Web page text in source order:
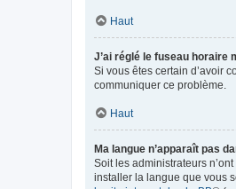
Haut
J’ai réglé le fuseau horaire
Si vous êtes certain d’avoir
communiquer ce problème.
Haut
Ma langue n’apparaît pas
Soit les administrateurs
installer la langue que vous